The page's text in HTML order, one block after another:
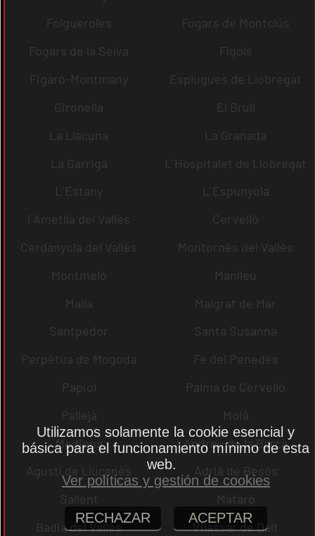
Folgueroles
Fogars de Montclús
Fogars de la Selva
Fígols
Figaró-Montmany
Esplugues de Llobregat
Gironella
El Brull
La Llacuna
La Granada
La Garriga
L´Hospitalet de Llobregat
L´Estany
L´Espunyola
l´Ametlla del Vallès
Cervelló
Cerdanyola del Vallès
Montornès del Vallès
Montmeló
Manlleu
Malla
Malgrat de Mar
Santpedor
Santa Susanna
Perpètua de Mogoda
Fe del Penedès
Papiol
Palma de Cervelló
Pallejà
Moià
Mediona
Andreu de la Barca
Agustí de Lluçanès
Adrià de Besòs
Sallent
Mataró
Badia del Vallès
Vilassar de Dalt
Utilizamos solamente la cookie esencial y
básica para el funcionamiento mínimo de esta
web.
Ver políticas y gestión de cookies
RECHAZAR ACEPTAR